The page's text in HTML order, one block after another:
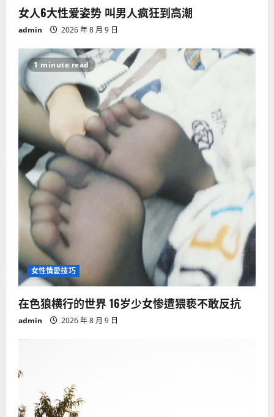
女人6大性爱姿势 叫男人疯狂到高潮
admin 2026 年 8 月 9 日
1 minute read
女性情愛技巧
在色狼横行的世界 16岁少女惨遭猥亵不敢反抗
admin 2026 年 8 月 9 日